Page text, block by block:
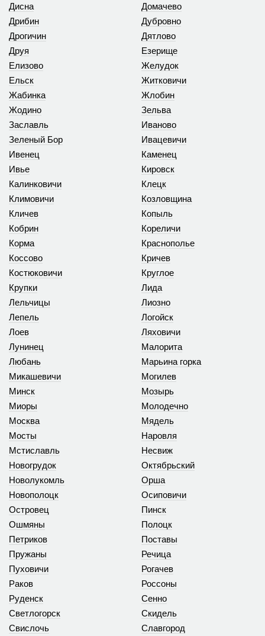
Дисна
Домачево
Дрибин
Дрогичин
Друя
Дубровно
Дятлово
Езерище
Елизово
Ельск
Жабинка
Желудок
Житковичи
Жлобин
Жодино
Заславль
Зеленый Бор
Зельва
Иваново
Ивацевичи
Ивенец
Ивье
Калинковичи
Каменец
Кировск
Клецк
Климовичи
Кличев
Кобрин
Козловщина
Копыль
Кореличи
Корма
Коссово
Костюковичи
Краснополье
Кричев
Круглое
Крупки
Лельчицы
Лепель
Лида
Лиозно
Логойск
Лоев
Лунинец
Любань
Ляховичи
Малорита
Марьина горка
Микашевичи
Минск
Миоры
Могилев
Мозырь
Молодечно
Москва
Мосты
Мстиславль
Мядель
Наровля
Несвиж
Новогрудок
Новолукомль
Новополоцк
Октябрьский
Орша
Осиповичи
Островец
Ошмяны
Петриков
Пинск
Полоцк
Поставы
Пружаны
Пуховичи
Раков
Речица
Рогачев
Россоны
Руденск
Светлогорск
Свислочь
Сенно
Скидель
Славгород